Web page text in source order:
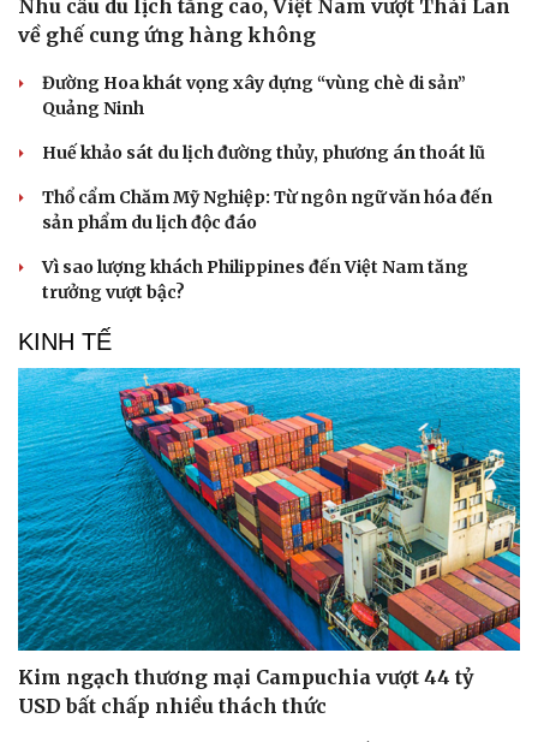
Văn hóa
Sân khấu - Điện ảnh
Âm nhạc
Di sản
Giải trí
Sao Việt
Nhu cầu du lịch tăng cao, Việt Nam vượt Thái Lan
về ghế cung ứng hàng không
Đường Hoa khát vọng xây dựng “vùng chè di sản”
Quảng Ninh
Huế khảo sát du lịch đường thủy, phương án thoát lũ
Thổ cẩm Chăm Mỹ Nghiệp: Từ ngôn ngữ văn hóa đến
sản phẩm du lịch độc đáo
Vì sao lượng khách Philippines đến Việt Nam tăng
trưởng vượt bậc?
KINH TẾ
Kim ngạch thương mại Campuchia vượt 44 tỷ
USD bất chấp nhiều thách thức